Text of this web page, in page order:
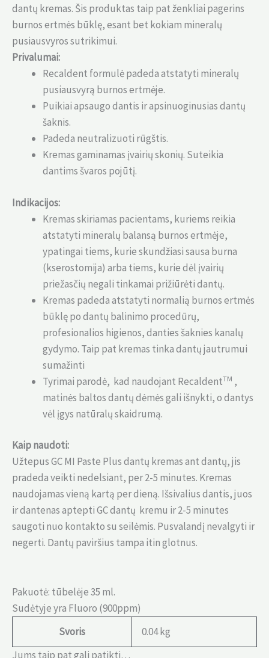
dantų kremas. Šis produktas taip pat ženkliai pagerins
burnos ertmės būklę, esant bet kokiam mineralų
pusiausvyros sutrikimui.
Privalumai:
Recaldent formulė padeda atstatyti mineralų
pusiausvyrą burnos ertmėje.
Puikiai apsaugo dantis ir apsinuoginusias dantų
šaknis.
Padeda neutralizuoti rūgštis.
Kremas gaminamas įvairių skonių. Suteikia
dantims švaros pojūtį.
Indikacijos:
Kremas skiriamas pacientams, kuriems reikia
atstatyti mineralų balansą burnos ertmėje,
ypatingai tiems, kurie skundžiasi sausa burna
(kserostomija) arba tiems, kurie dėl įvairių
priežasčių negali tinkamai prižiūrėti dantų.
Kremas padeda atstatyti normalią burnos ertmės
būklę po dantų balinimo procedūrų,
profesionalios higienos, danties šaknies kanalų
gydymo. Taip pat kremas tinka dantų jautrumui
sumažinti
Tyrimai parodė, kad naudojant RecaldentTM ,
matinės baltos dantų dėmės gali išnykti, o dantys
vėl įgys natūralų skaidrumą.
Kaip naudoti:
Užtepus GC MI Paste Plus dantų kremas ant dantų, jis
pradeda veikti nedelsiant, per 2-5 minutes. Kremas
naudojamas vieną kartą per dieną. Išsivalius dantis, juos
ir dantenas aptepti GC dantų kremu ir 2-5 minutes
saugoti nuo kontakto su seilėmis. Pusvalandį nevalgyti ir
negerti. Dantų paviršius tampa itin glotnus.
Pakuotė: tūbelėje 35 ml.
Sudėtyje yra Fluoro (900ppm)
Svoris
0.04 kg
Jums taip pat gali patikti…